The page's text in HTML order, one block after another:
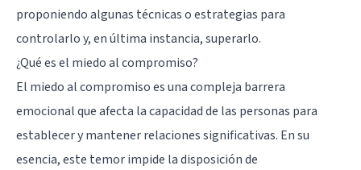
proponiendo algunas técnicas o estrategias para
controlarlo y, en última instancia, superarlo.
¿Qué es el miedo al compromiso?
El miedo al compromiso es una compleja barrera
emocional que afecta la capacidad de las personas para
establecer y mantener relaciones significativas. En su
esencia, este temor impide la disposición de